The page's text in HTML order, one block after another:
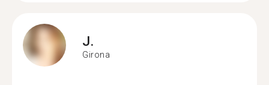
J.
Girona